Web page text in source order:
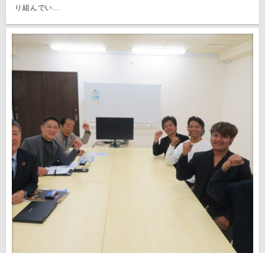
り組んでい...